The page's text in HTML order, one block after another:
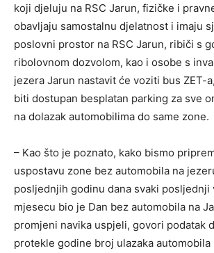
koji djeluju na RSC Jarun, fizičke i
obavljaju samostalnu djelatnost i imaju
poslovni prostor na RSC Jarun, ribiči s
ribolovnom dozvolom, kao i osobe s
jezera Jarun nastavit će voziti bus ZET-
biti dostupan besplatan parking za sve
na dolazak automobilima do same zone.
– Kao što je poznato, kako bismo
uspostavu zone bez automobila na
posljednjih godinu dana svaki posljednji
mjesecu bio je Dan bez automobila na
promjeni navika uspjeli, govori podatak
protekle godine broj ulazaka automobila